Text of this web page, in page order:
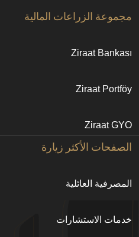
Alt
مجموعة الزراعات المالية
Ziraat Bankası
Ziraat Portföy
Ziraat GYO
الصفحات الأكثر زيارة
المصرفية العائلية
خدمات الاستشارات